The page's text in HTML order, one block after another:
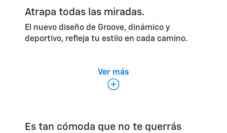
Atrapa todas las miradas.
El nuevo diseño de Groove, dinámico y
deportivo, refleja tu estilo en cada camino.
Ver más
Es tan cómoda que no te querrás